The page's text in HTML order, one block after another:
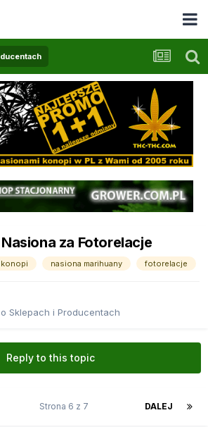
za Fotorelacje
nasiona marihuany fotorelacje
Sklepach i Producentach
Reply to this topic
DALEJ
Strona 6 z 7